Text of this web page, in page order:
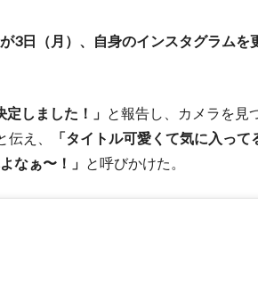
3日（月）、自身のインスタグラムを
定しました！」 と報告し、カメラを見
伝え、
「タイトル可愛くて気に入っ
なぁ〜！」 と呼びかけた。